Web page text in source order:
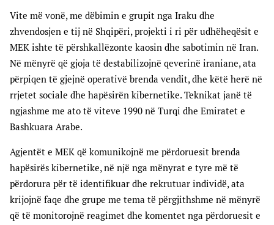
Vite më vonë, me dëbimin e grupit nga Iraku dhe
zhvendosjen e tij në Shqipëri, projekti i ri për udhëheqësit e
MEK ishte të përshkallëzonte kaosin dhe sabotimin në Iran.
Në mënyrë që gjoja të destabilizojnë qeverinë iraniane, ata
përpiqen të gjejnë operativë brenda vendit, dhe këtë herë në
rrjetet sociale dhe hapësirën kibernetike. Teknikat janë të
ngjashme me ato të viteve 1990 në Turqi dhe Emiratet e
Bashkuara Arabe.
Agjentët e MEK që komunikojnë me përdoruesit brenda
hapësirës kibernetike, në një nga mënyrat e tyre më të
përdorura për të identifikuar dhe rekrutuar individë, ata
krijojnë faqe dhe grupe me tema të përgjithshme në mënyrë
që të monitorojnë reagimet dhe komentet nga përdoruesit e